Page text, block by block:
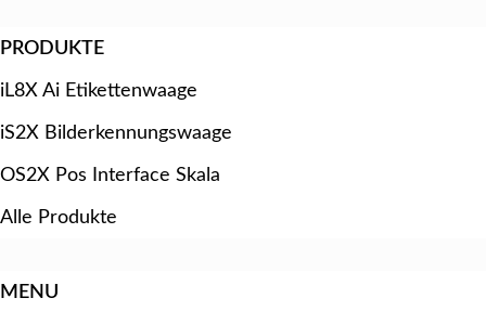
PRODUKTE
iL8X Ai Etikettenwaage
iS2X Bilderkennungswaage
OS2X Pos Interface Skala
Alle Produkte
MENU